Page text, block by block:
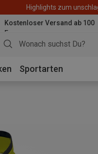
Highlights zum
Kostenloser Versand ab 100
Euro
Sportarten